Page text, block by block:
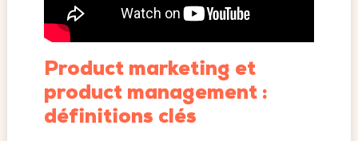
Product marketing et
product management :
définitions clés